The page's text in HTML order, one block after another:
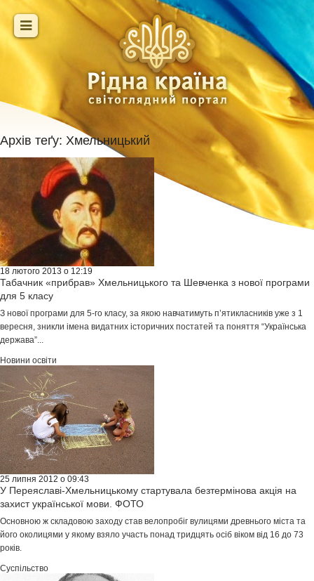
Архів теґу: Хмельницький
18 лютого 2013 о 12:19
Табачник «прибрав» Хмельницького та Шевченка з нової програми
для 5 класу
З нової програми для 5-го класу, за якою навчатимуть п’ятикласників уже з 1
вересня, зникли імена видатних історичних постатей та поняття “Українська
держава”...
Новини освіти
25 липня 2012 о 09:43
У Переяславі-Хмельницькому стартувала безтермінова акція на
захист української мови. ФОТО
Основною ж складовою заходу став велопробіг вулицями древнього міста та
його околицями у якому взяло участь понад тридцять осіб віком від 16 до 73
років.
Суспільство